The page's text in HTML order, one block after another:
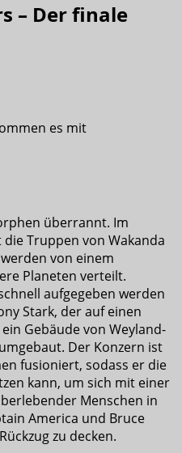
– Der finale
es mit
überrannt. Im
Truppen von Wakanda
von einem
Planeten verteilt.
aufgegeben werden
Stark, der auf einen
Gebäude von Weyland-
Der Konzern ist
fusioniert, sodass er die
kann, um sich mit einer
Menschen in
America und Bruce
zu decken.